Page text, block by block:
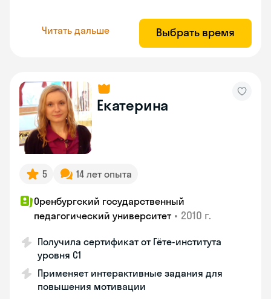
Читать дальше Выбрать время
Екатерина
5 14 лет опыта
Оренбургский государственный
педагогический университет • 2010 г.
Получила сертификат от Гёте-института
уровня C1
Применяет интерактивные задания для
повышения мотивации